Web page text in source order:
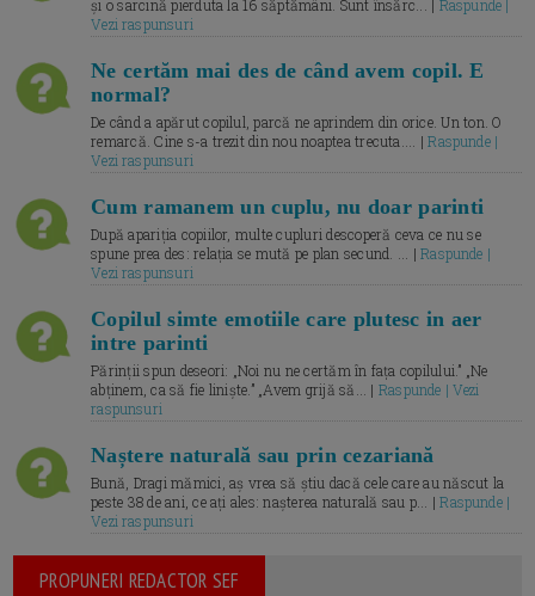
și o sarcină pierduta la 16 săptămâni. Sunt însărc... | Raspunde |
Vezi raspunsuri
Ne certăm mai des de când avem copil. E
normal?
De când a apărut copilul, parcă ne aprindem din orice. Un ton. O
remarcă. Cine s-a trezit din nou noaptea trecuta.... |Raspunde |
Vezi raspunsuri
Cum ramanem un cuplu, nu doar parinti
După apariția copiilor, multe cupluri descoperă ceva ce nu se
spune prea des: relația se mută pe plan secund. ... |Raspunde |
Vezi raspunsuri
Copilul simte emotiile care plutesc in aer
intre parinti
Părinții spun deseori: „Noi nu ne certăm în fața copilului.” „Ne
abținem, ca să fie liniște.” „Avem grijă să... | Raspunde | Vezi
raspunsuri
Naștere naturală sau prin cezariană
Bună, Dragi mămici, aș vrea să știu dacă cele care au născut la
peste 38 de ani, ce ați ales: nașterea naturală sau p... |Raspunde |
Vezi raspunsuri
PROPUNERI REDACTOR SEF